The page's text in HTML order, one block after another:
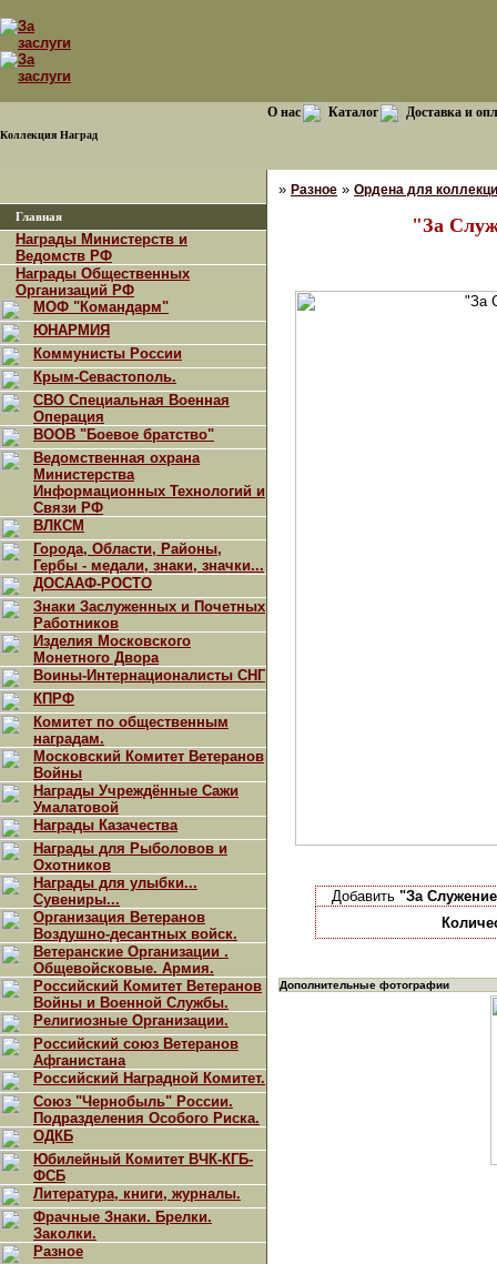
Коллекция Наград
О нас Каталог Доставка и
Главная
Награды Министерств и
Ведомств РФ
Награды Общественных
Организаций РФ
МОФ "Командарм"
ЮНАРМИЯ
Коммунисты России
Крым-Севастополь.
СВО Специальная Военная
Операция
ВООВ "Боевое братство"
Ведомственная охрана
Министерства
Информационных Технологий и
Связи РФ
ВЛКСМ
Города, Области, Районы,
Гербы - медали, знаки, значки...
ДОСААФ-РОСТО
Знаки Заслуженных и Почетных
Работников
Изделия Московского
Монетного Двора
Воины-Интернационалисты СНГ
КПРФ
Комитет по общественным
наградам.
Московский Комитет Ветеранов
Войны
Награды Учреждённые Сажи
Умалатовой
Награды Казачества
Награды для Рыболовов и
Охотников
Награды для улыбки...
Сувениры...
Организация Ветеранов
Воздушно-десантных войск.
Ветеранские Организации .
Общевойсковые. Армия.
Российский Комитет Ветеранов
Войны и Военной Службы.
Религиозные Организации.
Российский союз Ветеранов
Афганистана
Российский Наградной Комитет.
Союз "Чернобыль" России.
Подразделения Особого Риска.
ОДКБ
Юбилейный Комитет ВЧК-КГБ-
ФСБ
Литература, книги, журналы.
Фрачные Знаки. Брелки.
Заколки.
Разное
» Разное » Ордена для
"За
Добавить "За
Дополнительные фотографии